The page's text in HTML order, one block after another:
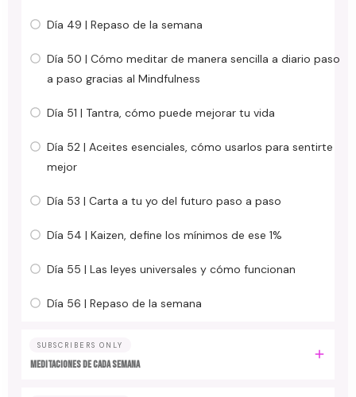
Día 49 | Repaso de la semana
Día 50 | Cómo meditar de manera sencilla a diario paso
a paso gracias al Mindfulness
Día 51 | Tantra, cómo puede mejorar tu vida
Día 52 | Aceites esenciales, cómo usarlos para sentirte
mejor
Día 53 | Carta a tu yo del futuro paso a paso
Día 54 | Kaizen, define los mínimos de ese 1%
Día 55 | Las leyes universales y cómo funcionan
Día 56 | Repaso de la semana
SUBSCRIBERS ONLY
MEDITACIONES DE CADA SEMANA